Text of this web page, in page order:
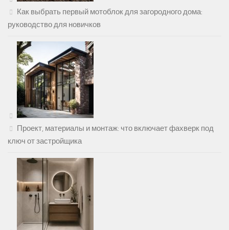
Как выбрать первый мотоблок для загородного дома:
руководство для новичков
Проект, материалы и монтаж: что включает фахверк под
ключ от застройщика